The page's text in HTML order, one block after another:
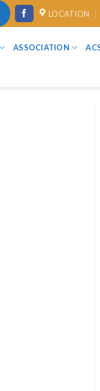
LOCATION
ASSOCIATION